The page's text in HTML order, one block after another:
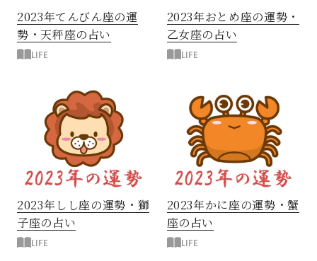
2023年てんびん座の運
勢・天秤座の占い
LIFE
2023年おとめ座の運勢・
乙女座の占い
LIFE
2023年しし座の運勢・獅
子座の占い
LIFE
2023年かに座の運勢・蟹
座の占い
LIFE